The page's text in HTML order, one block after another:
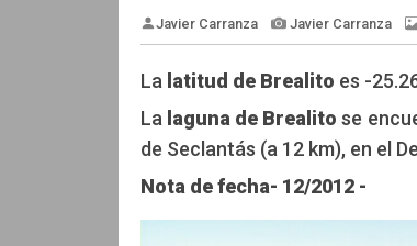
Javier Carranza
La latitud de Brealito es -
La laguna de Brealito se
de Seclantás (a 12 km), en el
Nota de fecha- 12/2012 -